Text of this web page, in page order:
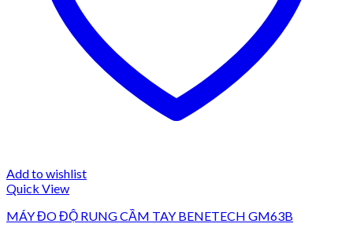
Add to wishlist
Quick View
MÁY ĐO ĐỘ RUNG CẦM TAY BENETECH GM63B